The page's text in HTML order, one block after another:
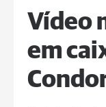
Vídeo
em